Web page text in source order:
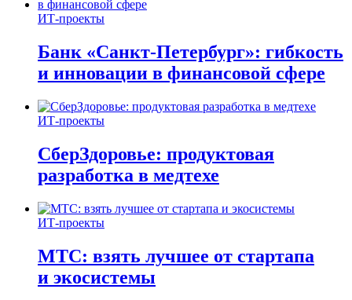
ИТ-проекты
Банк «Санкт-Петербург»: гибкость
и инновации в финансовой сфере
ИТ-проекты
СберЗдоровье: продуктовая
разработка в медтехе
ИТ-проекты
МТС: взять лучшее от стартапа
и экосистемы